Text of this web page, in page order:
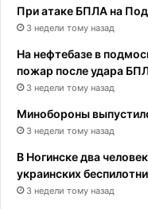
При атаке БПЛА на
3 недели тому назад
На нефтебазе в
пожар после удара
3 недели тому назад
Минобороны
3 недели тому назад
В Ногинске два
украинских
3 недели тому назад